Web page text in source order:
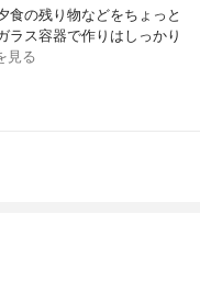
食の残り物などをちょっと
ラス容器で作りはしっかり
見る